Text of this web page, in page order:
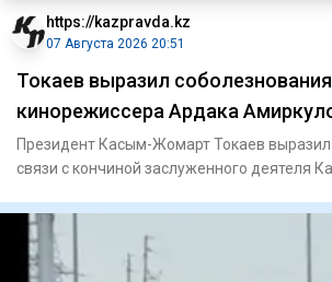
https://kazpravda.kz
07 Августа 2026 20:51
Токаев выразил
кинорежиссера Ардака
Президент Касым-Жомарт Токаев выразил
связи с кончиной заслуженного деятеля